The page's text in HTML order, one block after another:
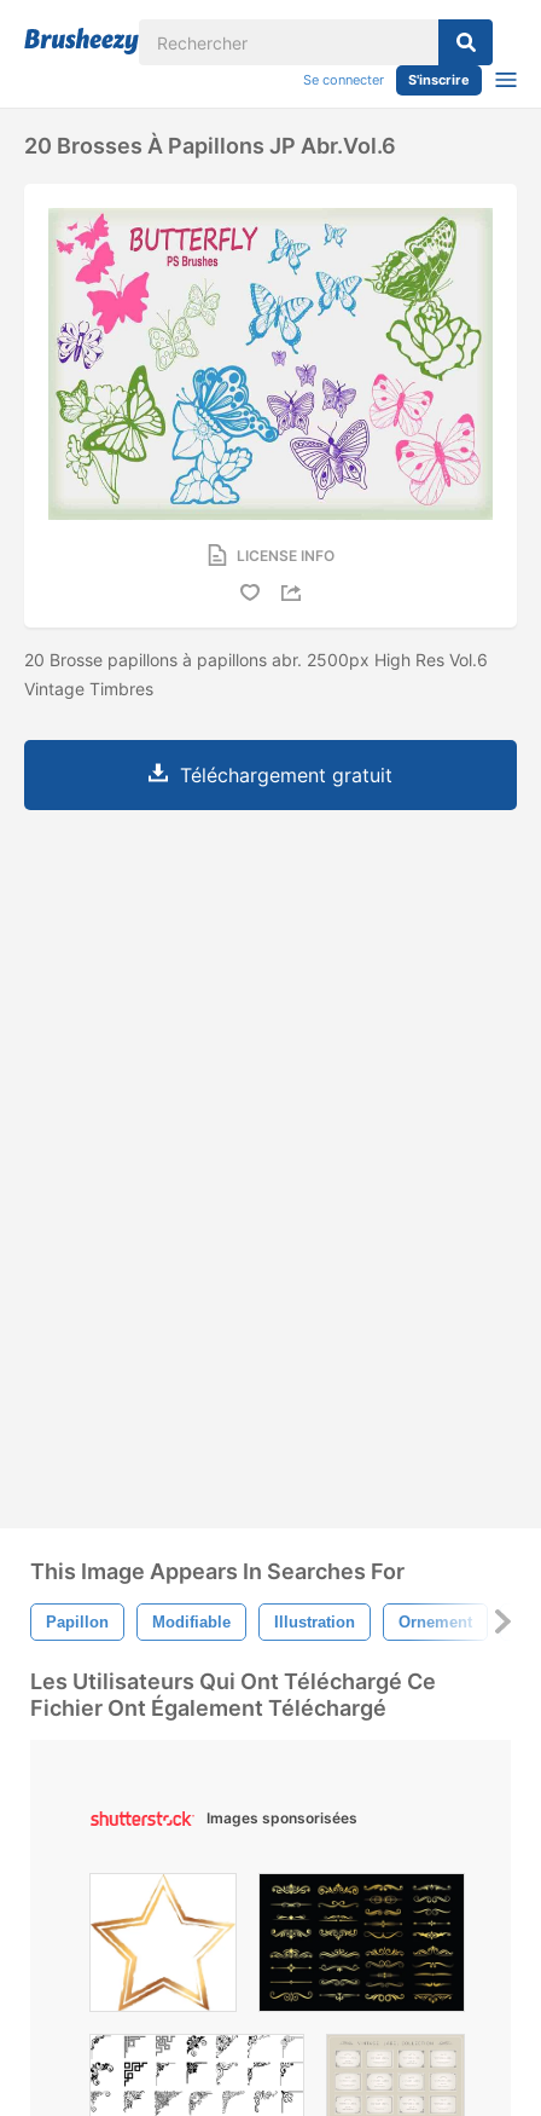
Se connecter S'inscrire
20 Brosses À Papillons JP Abr.Vol.6
LICENSE INFO
20 Brosse papillons à papillons abr. 2500px High Res Vol.6
Vintage Timbres
Téléchargement gratuit
This Image Appears In Searches For
Papillon Modifiable Illustration Ornement
Les Utilisateurs Qui Ont Téléchargé Ce
Fichier Ont Également Téléchargé
Images sponsorisées